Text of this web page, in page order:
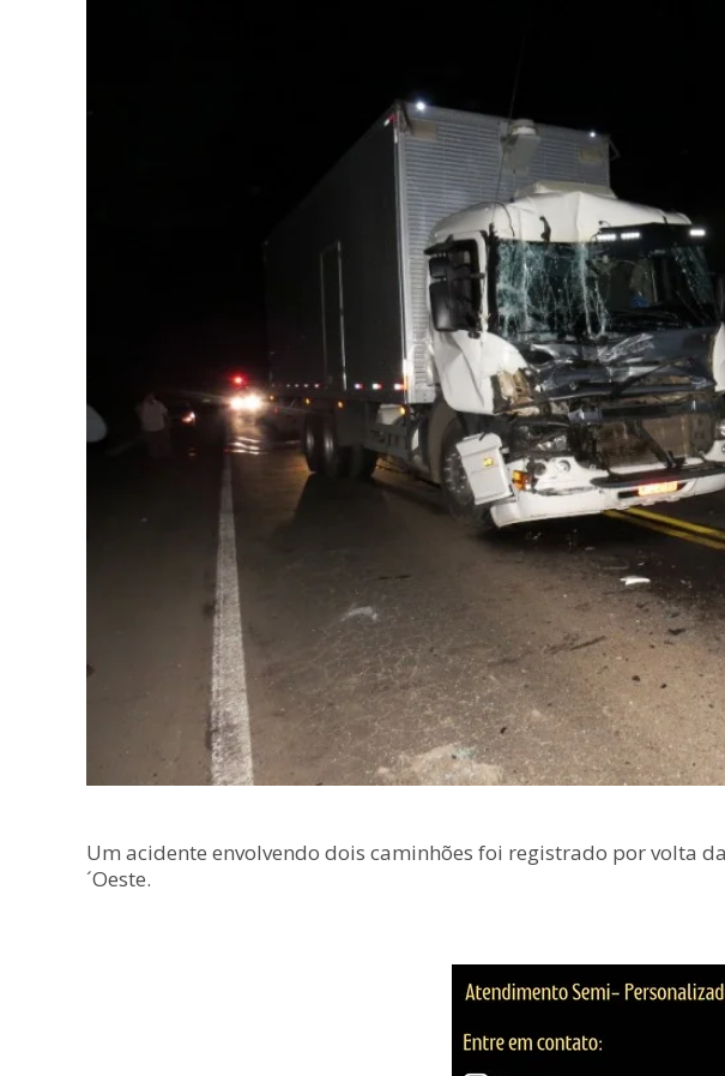
Um acidente envolvendo dois caminhões foi registrado por volta
´Oeste.